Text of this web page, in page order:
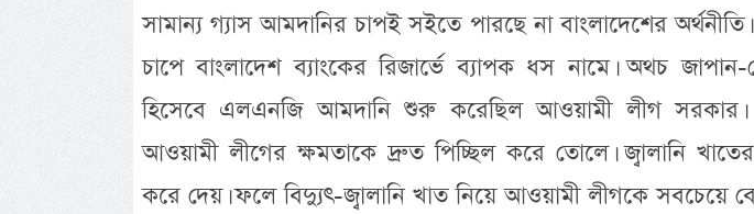
সামান্য গ্যাস আমদানির চাপই সইতে পারছে না বাংলাদেশের
চাপে বাংলাদেশ ব্যাংকের রিজার্ভে ব্যাপক ধস নামে। অথচ
হিসেবে এলএনজি আমদানি শুরু করেছিল আওয়ামী লীগ সরকার।
আওয়ামী লীগের ক্ষমতাকে দ্রুত পিচ্ছিল করে তোলে। জ্বালানি
করে দেয়। ফলে বিদ্যুৎ-জ্বালানি খাত নিয়ে আওয়ামী লীগকে সবচেয়ে